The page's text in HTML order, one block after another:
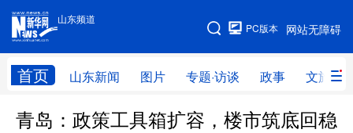
山东频道
网站无障碍
PC版本
首页 山东新闻 图片 专题·访谈 政事 文旅
手机版
网站地图
学习进行时 高层 时政 人事
青岛：政策工具箱扩容，楼市筑底回稳